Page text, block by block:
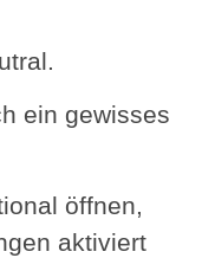
ein gewisses
öffnen,
aktiviert